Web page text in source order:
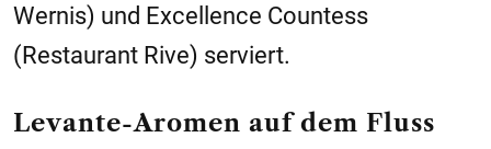
Wernis) und Excellence Countess
(Restaurant Rive) serviert.
Levante-Aromen auf dem Fluss